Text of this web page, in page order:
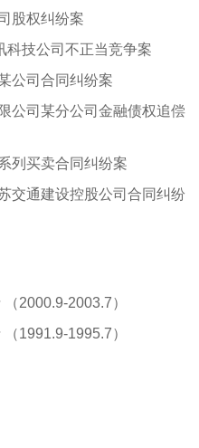
股权纠纷案
科技公司不正当竞争案
公司合同纠纷案
公司某分公司金融债权追偿
列买卖合同纠纷案
交通建设控股公司合同纠纷
2000.9-2003.7）
1991.9-1995.7）